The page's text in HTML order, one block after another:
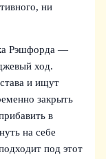
ни
Рэшфорда —
ход.
и ищут
закрыть
в
на себе
под этот